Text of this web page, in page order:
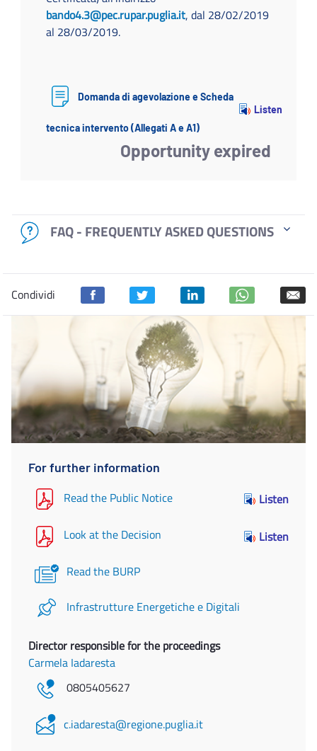
bando4.3@pec.rupar.puglia.it, dal 28/02/2019
al 28/03/2019.
Domanda di agevolazione e Scheda
tecnica intervento (Allegati A e A1)
Listen
Opportunity expired
FAQ - FREQUENTLY ASKED QUESTIONS
Condividi
For further information
Read the Public Notice Listen
Look at the Decision Listen
Read the BURP
Infrastrutture Energetiche e Digitali
Director responsible for the proceedings
Carmela Iadaresta
0805405627
c.iadaresta@regione.puglia.it